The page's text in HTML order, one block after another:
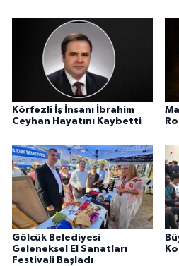
Körfezli İş İnsanı İbrahim
Ceyhan Hayatını Kaybetti
Gölcük Belediyesi
Geleneksel El Sanatları
Festivali Başladı